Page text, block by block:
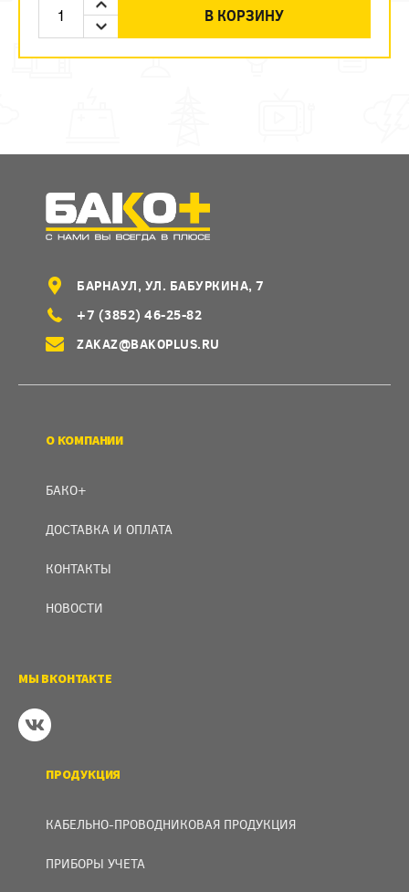
В КОРЗИНУ
БАРНАУЛ, УЛ. БАБУРКИНА, 7
+7 (3852) 46-25-82
ZAKAZ@BAKOPLUS.RU
О КОМПАНИИ
БАКО+
ДОСТАВКА И ОПЛАТА
КОНТАКТЫ
НОВОСТИ
МЫ ВКОНТАКТЕ
ПРОДУКЦИЯ
КАБЕЛЬНО-ПРОВОДНИКОВАЯ ПРОДУКЦИЯ
ПРИБОРЫ УЧЕТА